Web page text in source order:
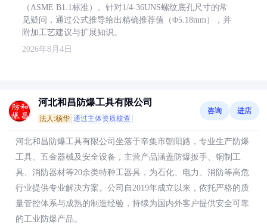
（ASME B1.1标准）。针对1/4-36UNS螺纹底孔尺寸的常
见疑问，通过公式推导给出精确推荐值（Φ5.18mm），并
附加工艺建议与扩展知识。
2026年8月4日
河北和昌防爆工具有限公司
法人:杨华 通过主体资质核查
咨询 进店
河北和昌防爆工具有限公司坐落于辛集市朝阳路，专业生产防爆
工具、五金器械及安全设备，主营产品涵盖防爆扳手、铜制工
具、消防器材等20余类特种工器具，为石化、电力、消防等高危
行业提供专业解决方案。公司自2019年成立以来，依托严格的质
量管控体系与成熟的制造经验，持续为国内外客户提供安全可靠
的工业防爆产品。